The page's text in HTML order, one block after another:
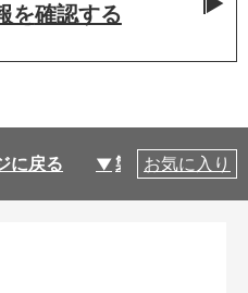
を確認する
に戻る 製品仕様
お気に入り